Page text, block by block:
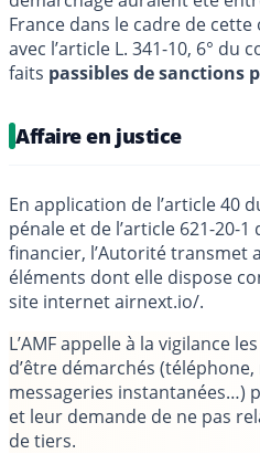
France dans le cadre de
avec l’article L. 341-10, 6° du
faits passibles de sanctions
Affaire en justice
En application de l’article 40
pénale et de l’article 621-20-
financier, l’Autorité transmet
éléments dont elle dispose
site internet airnext.io/.
L’AMF appelle à la vigilance
d’être démarchés
messageries instantanées…)
et leur demande de ne pas
de tiers.